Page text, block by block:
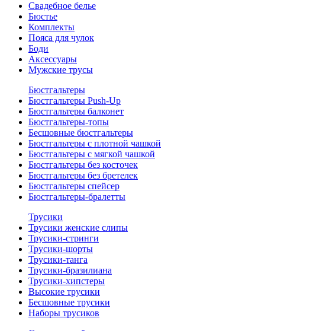
Свадебное белье
Бюстье
Комплекты
Пояса для чулок
Боди
Аксессуары
Мужские трусы
Бюстгальтеры
Бюстгальтеры Push-Up
Бюстгальтеры балконет
Бюстгальтеры-топы
Бесшовные бюстгальтеры
Бюстгальтеры с плотной чашкой
Бюстгальтеры с мягкой чашкой
Бюстгальтеры без косточек
Бюстгальтеры без бретелек
Бюстгальтеры спейсер
Бюстгальтеры-бралетты
Трусики
Трусики женские слипы
Трусики-стринги
Трусики-шорты
Трусики-танга
Трусики-бразилиана
Трусики-хипстеры
Высокие трусики
Бесшовные трусики
Наборы трусиков